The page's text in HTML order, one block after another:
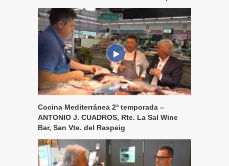
Cocina Mediterránea 2ª temporada –
ANTONIO J. CUADROS, Rte. La Sal Wine
Bar, San Vte. del Raspeig